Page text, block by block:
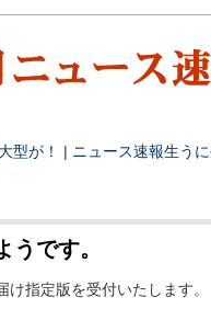
型が！ | ニュース速報生うに
うです。
け指定版を受付いたします。